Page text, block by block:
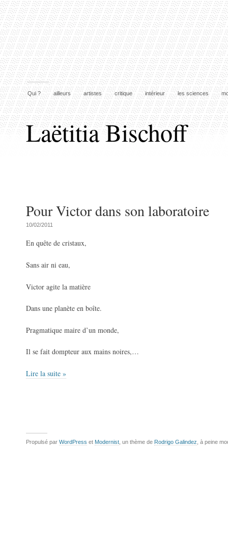
Qui ? ailleurs artistes critique intérieur les sciences
Laëtitia Bischoff
Pour Victor dans son laboratoire
10/02/2011
En quête de cristaux,
Sans air ni eau,
Victor agite la matière
Dans une planète en boîte.
Pragmatique maire d’un monde,
Il se fait dompteur aux mains noires,…
Lire la suite »
Propulsé par WordPress et Modernist , un thème de Rodrigo Galindez , à peine